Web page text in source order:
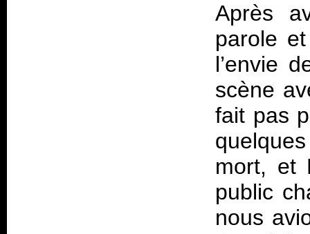
Après
parole
l’envie
scène
fait pas
mort, et
public
nous